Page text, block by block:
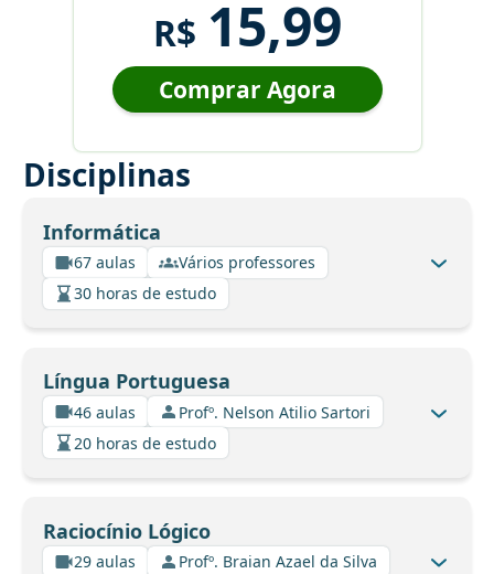
R$ 15,99
Comprar Agora
Disciplinas
Informática
67 aulas
Vários professores
30 horas de estudo
Língua Portuguesa
46 aulas
Profº. Nelson Atilio Sartori
20 horas de estudo
Raciocínio Lógico
29 aulas
Profº. Braian Azael da Silva